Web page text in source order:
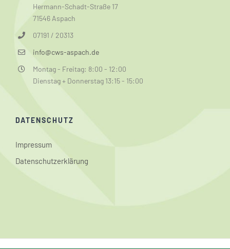
Hermann-Schadt-Straße 17
71546 Aspach
07191 / 20313
info@cws-aspach.de
Montag - Freitag: 8:00 - 12:00
Dienstag + Donnerstag 13:15 - 15:00
DATENSCHUTZ
Impressum
Datenschutzerklärung